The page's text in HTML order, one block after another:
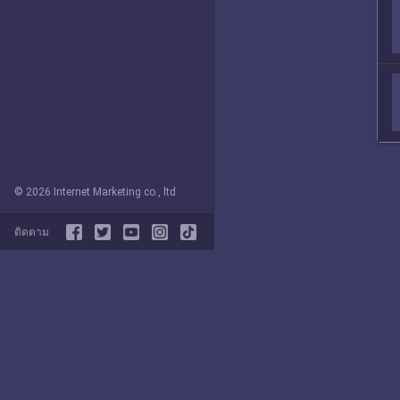
© 2026 Internet Marketing co., ltd
ติดตาม